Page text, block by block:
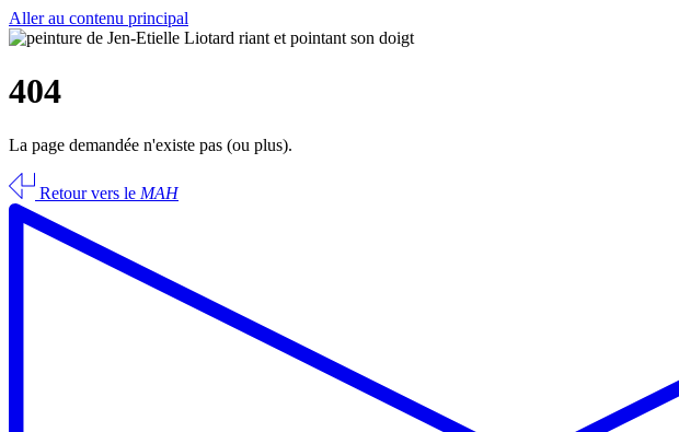
Aller au contenu principal
404
La page demandée n'existe pas (ou plus).
Retour vers le MAH